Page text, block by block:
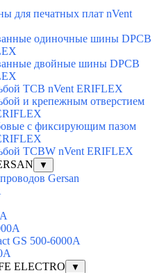
для печатных плат nVent
одиночные шины DPCB
двойные шины DPCB
TCB nVent ERIFLEX
и крепежным отверстием
с фиксирующим пазом
TCBW nVent ERIFLEX
▼
Gersan
GS 500-6000A
ELECTRO
▼